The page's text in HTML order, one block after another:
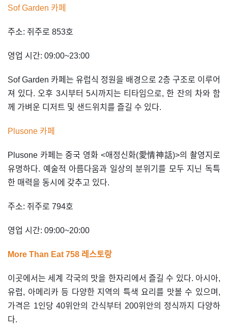
Sof Garden 카페
주소: 쥐주로 853호
영업 시간: 09:00~23:00
Sof Garden 카페는 유럽식 정원을 배경으로 2층 구조로 이루어
져 있다. 오후 3시부터 5시까지는 티타임으로, 한 잔의 차와 함
께 가벼운 디저트 및 샌드위치를 즐길 수 있다.
Plusone 카페
Plusone 카페는 중국 영화 <애정신화(愛情神話)>의 촬영지로
유명하다. 예술적 아름다움과 일상의 분위기를 모두 지닌 독특
한 매력을 동시에 갖추고 있다.
주소: 쥐주로 794호
영업 시간: 09:00~20:00
More Than Eat 758 레스토랑
이곳에서는 세계 각국의 맛을 한자리에서 즐길 수 있다. 아시아,
유럽, 아메리카 등 다양한 지역의 특색 요리를 맛볼 수 있으며,
가격은 1인당 40위안의 간식부터 200위안의 정식까지 다양하
다.